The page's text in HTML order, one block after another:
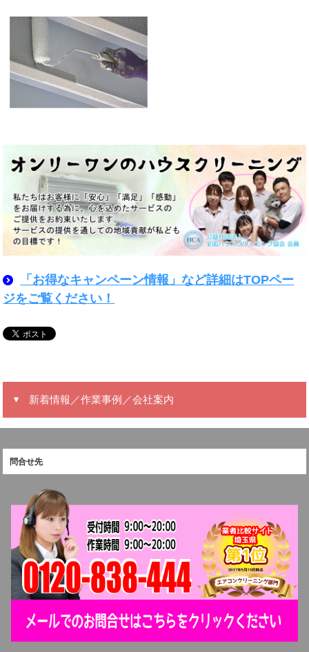
「お得なキャンペーン情報」など詳細はTOPペー
ジをご覧ください！
新着情報／作業事例／会社案内
問合せ先